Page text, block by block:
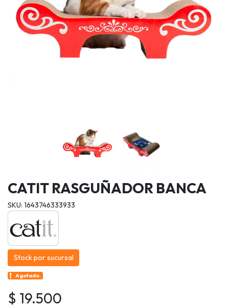
CATIT RASGUÑADOR BANCA
SKU: 1643746333933
Stock por sucursal
Agotado.
$ 19.500